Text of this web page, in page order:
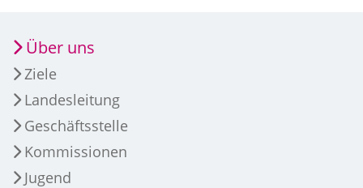
Über uns
Ziele
Landesleitung
Geschäftsstelle
Kommissionen
Jugend